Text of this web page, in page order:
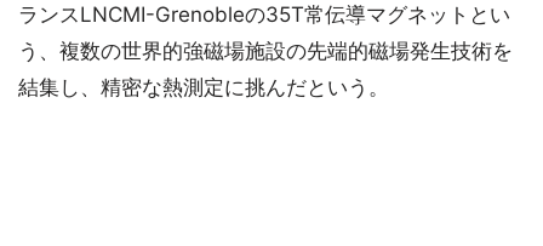
ランスLNCMI-Grenobleの35T常伝導マグネットとい
う、複数の世界的強磁場施設の先端的磁場発生技術を
結集し、精密な熱測定に挑んだという。